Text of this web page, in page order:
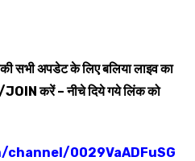
सभी अपडेट के लिए बलिया लाइव का
JOINकरें – नीचे दिये गये लिंक को
0029VaADFuSG